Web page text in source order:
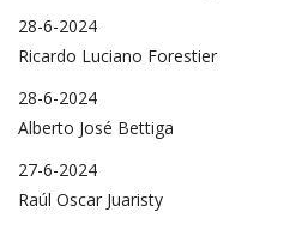
28-6-2024
Ricardo Luciano Forestier
28-6-2024
Alberto José Bettiga
27-6-2024
Raúl Oscar Juaristy